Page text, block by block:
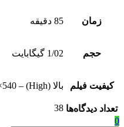
زمان 85 دقیقه
حجم 1/02 گیگابایت
کیفیت فیلم بالا (High) – 960×540
تعداد دیدگاه‌ها 38
0